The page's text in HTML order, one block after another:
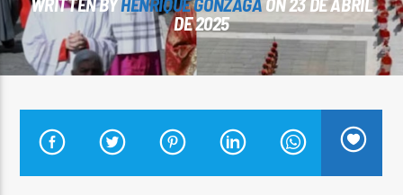
Arara Azul FM
DE 2025